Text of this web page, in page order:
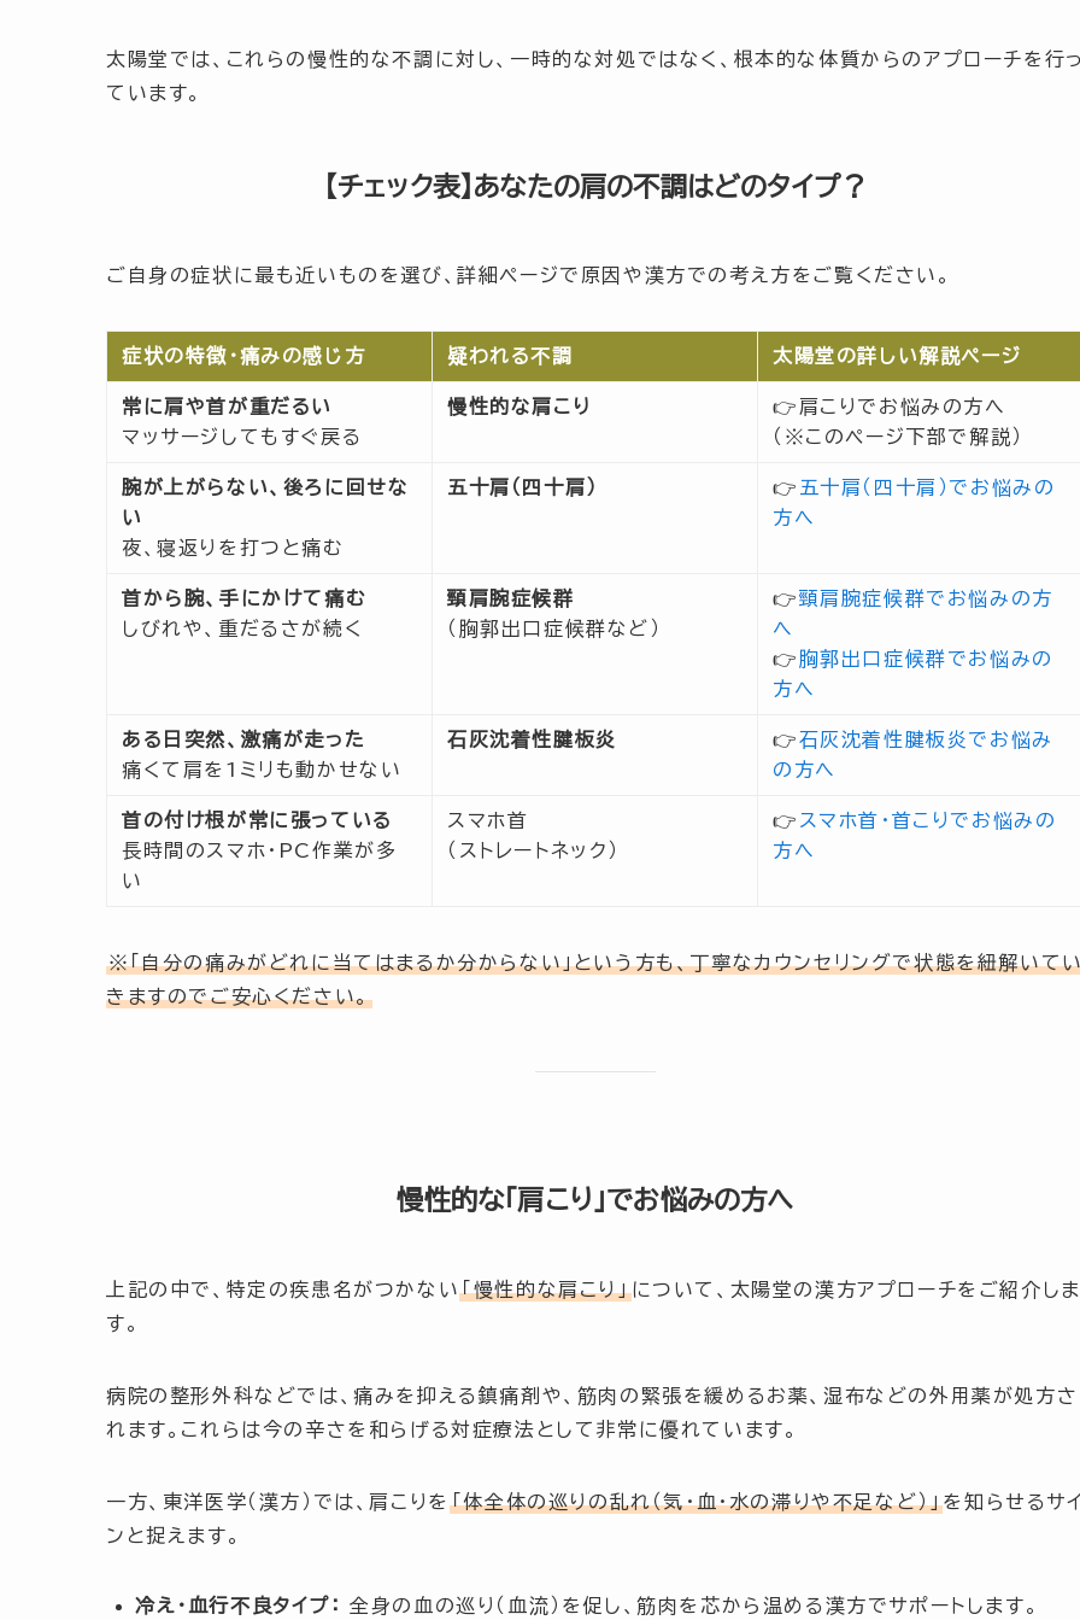
太陽堂では、これらの慢性的な不調に対し、一時的な対処ではなく、根本的な体質からのアプローチを行
ています。
【チェック表】あなたの肩の不調はどのタイプ？
ご自身の症状に最も近いものを選び、詳細ページで原因や漢方での考え方をご覧ください。
症状の特徴・痛みの感じ方 疑われる不調 太陽堂の詳しい解説ページ
常に肩や首が重だるい
マッサージしてもすぐ戻る
慢性的な肩こり
👉肩こりでお悩みの方へ
（※このページ下部で解説）
腕が上がらない、後ろに回せな
い
夜、寝返りを打つと痛む
五十肩（四十肩） 👉 五十肩（四十肩）でお悩みの
方へ
首から腕、手にかけて痛む
しびれや、重だるさが続く
頸肩腕症候群
（胸郭出口症候群など）
👉頸肩腕症候群でお悩みの方
へ
👉胸郭出口症候群でお悩みの
方へ
ある日突然、激痛が走った
痛くて肩を1ミリも動かせない
石灰沈着性腱板炎 👉石灰沈着性腱板炎でお悩み
の方へ
首の付け根が常に張っている
長時間のスマホ・PC作業が多
い
スマホ首
（ストレートネック）
👉 スマホ首・首こりでお悩みの
方へ
※「自分の痛みがどれに当てはまるか分からない」という方も、丁寧なカウンセリングで状態を紐解いて
きますのでご安心ください。
慢性的な「肩こり」でお悩みの方へ
上記の中で、特定の疾患名がつかない「慢性的な肩こり」について、太陽堂の漢方アプローチをご紹介しま
す。
病院の整形外科などでは、痛みを抑える鎮痛剤や、筋肉の緊張を緩めるお薬、湿布などの外用薬が処方さ
れます。これらは今の辛さを和らげる対症療法として非常に優れています。
一方、東洋医学（漢方）では、肩こりを 「体全体の巡りの乱れ（気・血・水の滞りや不足など）」を知らせるサ
ンと捉えます。
冷え・血行不良タイプ： 全身の血の巡り（血流）を促し、筋肉を芯から温める漢方でサポートします。